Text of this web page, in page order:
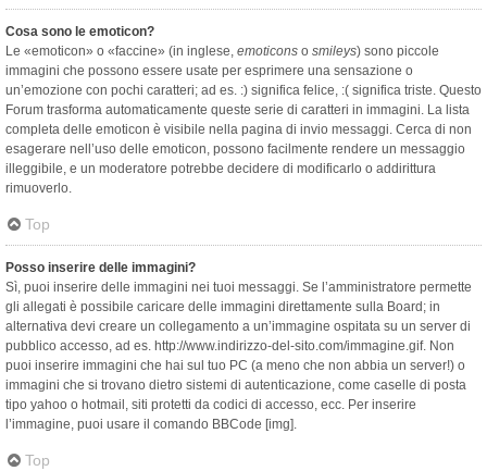
Cosa sono le emoticon?
Le «emoticon» o «faccine» (in inglese, emoticons o smileys) sono piccole
immagini che possono essere usate per esprimere una sensazione o
un’emozione con pochi caratteri; ad es. :) significa felice, :( significa triste. Questo
Forum trasforma automaticamente queste serie di caratteri in immagini. La lista
completa delle emoticon è visibile nella pagina di invio messaggi. Cerca di non
esagerare nell’uso delle emoticon, possono facilmente rendere un messaggio
illeggibile, e un moderatore potrebbe decidere di modificarlo o addirittura
rimuoverlo.
Top
Posso inserire delle immagini?
Sì, puoi inserire delle immagini nei tuoi messaggi. Se l’amministratore permette
gli allegati è possibile caricare delle immagini direttamente sulla Board; in
alternativa devi creare un collegamento a un’immagine ospitata su un server di
pubblico accesso, ad es. http://www.indirizzo-del-sito.com/immagine.gif. Non
puoi inserire immagini che hai sul tuo PC (a meno che non abbia un server!) o
immagini che si trovano dietro sistemi di autenticazione, come caselle di posta
tipo yahoo o hotmail, siti protetti da codici di accesso, ecc. Per inserire
l’immagine, puoi usare il comando BBCode [img].
Top